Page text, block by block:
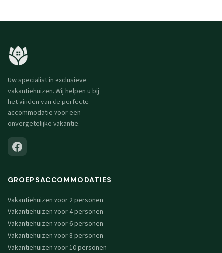
Uw specialist in exclusieve
vakantiehuizen. Wij helpen u bij
het vinden van de perfecte
accommodatie voor een
onvergetelijke vakantie.
GROEPSACCOMMODATIES
Vakantiehuizen voor 2 personen
Vakantiehuizen voor 4 personen
Vakantiehuizen voor 6 personen
Vakantiehuizen voor 8 personen
Vakantiehuizen voor 10 personen